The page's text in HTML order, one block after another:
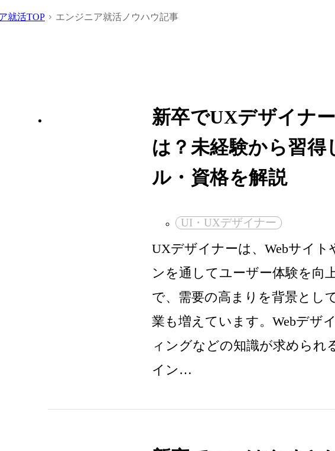
就活TOP エンジニア就活ノウハウ記事
新卒でUXデザイナ
は？未経験から習得
ル・資格を解説
UI・UXデザイナー
UXデザイナーは、Webサイト
ンを通してユーザー体験を向
で、需要の高まりを背景とし
業も増えています。Webデザ
ィングなどの知識が求められ
イン…